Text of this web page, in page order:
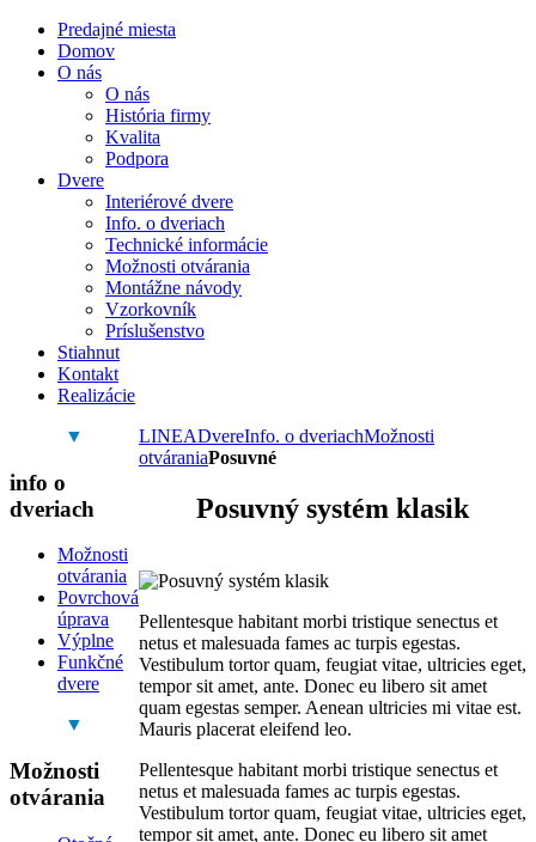
Predajné miesta
Domov
O nás
O nás
História firmy
Kvalita
Podpora
Dvere
Interiérové dvere
Info. o dveriach
Technické informácie
Možnosti otvárania
Montážne návody
Vzorkovník
Príslušenstvo
Stiahnut
Kontakt
Realizácie
LINEADvereInfo. o dveriachMožnosti
otváraniaPosuvné
Posuvný systém klasik
Pellentesque habitant morbi tristique senectus et
netus et malesuada fames ac turpis egestas.
Vestibulum tortor quam, feugiat vitae, ultricies eget,
tempor sit amet, ante. Donec eu libero sit amet
quam egestas semper. Aenean ultricies mi vitae est.
Mauris placerat eleifend leo.
Pellentesque habitant morbi tristique senectus et
netus et malesuada fames ac turpis egestas.
Vestibulum tortor quam, feugiat vitae, ultricies eget,
tempor sit amet, ante. Donec eu libero sit amet
▼
info o
dveriach
Možnosti
otvárania
Povrchová
úprava
Výplne
Funkčné
dvere
▼
Možnosti
otvárania